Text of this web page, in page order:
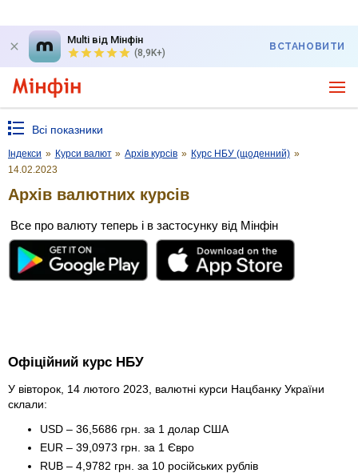
Multi від Мінфін
(8,9K+)
ВСТАНОВИТИ
Всі показники
Індекси » Курси валют » Архів курсів » Курс НБУ (щоденний) »
14.02.2023
Архів валютних курсів
Все про валюту теперь і в застосунку від Мінфін
Офіційний курс НБУ
У вівторок, 14 лютого 2023, валютні курси Нацбанку України
склали:
USD – 36,5686 грн. за 1 долар США
EUR – 39,0973 грн. за 1 Євро
RUB – 4,9782 грн. за 10 російських рублів